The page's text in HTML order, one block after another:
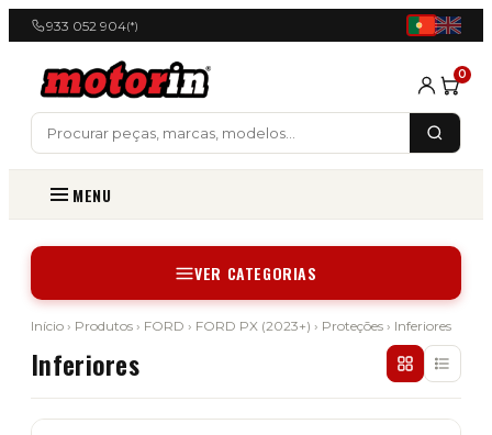
933 052 904(*)
0
MENU
VER CATEGORIAS
Início › Produtos › FORD › FORD PX (2023+) › Proteções › Inferiores
Inferiores